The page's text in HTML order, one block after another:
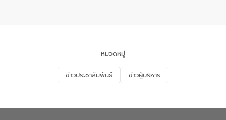
สร้างจิตสำนึกในการอนุรักษ์สิ่งแวดล้อม ใน
หัวข้อ “น้ำเสียชุมชนและการบำบัดน้ำเสีย
เบื้องต้น” โดยให้ความรู้เกี่ยวกับสาเหตุและ
ผลกระทบของน้ำเสีย แนวทางการลดการ
ปิฏการาม อำเภอเมืองกาฬสินธุ์ จังหวัด
หมวดหมู่
ข่าวประชาสัมพันธ์ ข่าวผู้บริหาร